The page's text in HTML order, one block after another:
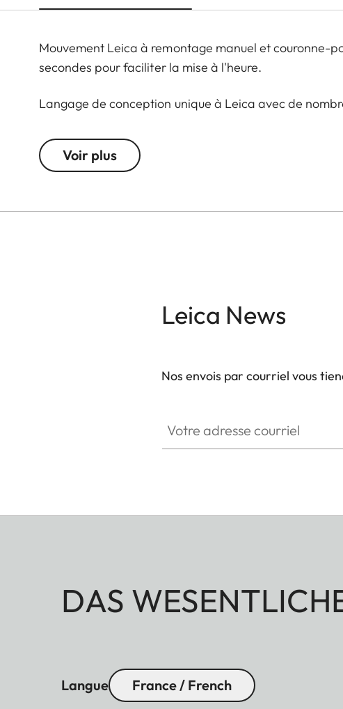
Mouvement Leica à remontage manuel et couronne-
secondes pour faciliter la mise à l'heure.
Langage de conception unique à Leica avec de
avec un poussoir à 1 heure, indicateur de la réserve
du boîtier avec un fond de boîtier invisible.
Tailles en cuir de veau :
L : 125 x 82 (grand - de 216 à 246 mm de tour de
S : 100 x 68 (petit - de 164 à 206 mm de tour de poignet)
Tailles en cuir de bovine :
Voir plus
Leica News
Nos envois par courriel vous
DAS
Langue France / French